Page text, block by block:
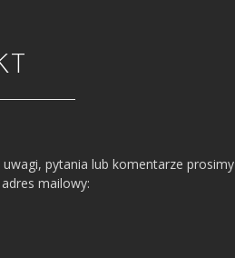
pytania lub komentarze prosimy
mailowy: